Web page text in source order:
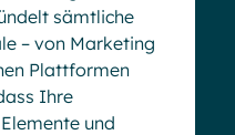
sämtliche
– von Marketing
Plattformen
Ihre
und